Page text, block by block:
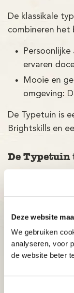
Deze website
We gebruiken
analyseren, voor
de website beter
De klassikale
combineren het
ervaren
Mooie en
omgeving:
De Typetuin is
Brightskills en
De
Adaptief: de
het niveau
Inzichtelijk:
moment
Betaalbaar: